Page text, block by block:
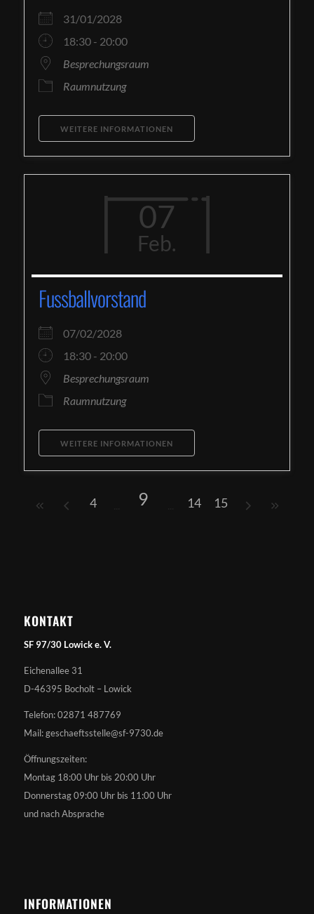
31/01/2028
18:30 - 20:00
Besprechungsraum
Raumnutzung
WEITERE INFORMATIONEN
07
Feb.
Fussballvorstand
07/02/2028
18:30 - 20:00
Besprechungsraum
Raumnutzung
WEITERE INFORMATIONEN
4 9 14 15
KONTAKT
SF 97/30 Lowick e. V.
Eichenallee 31
D-46395 Bocholt – Lowick
Telefon: 02871 487769
Mail: geschaeftsstelle@sf-9730.de
Öffnungszeiten:
Montag 18:00 Uhr bis 20:00 Uhr
Donnerstag 09:00 Uhr bis 11:00 Uhr
und nach Absprache
INFORMATIONEN